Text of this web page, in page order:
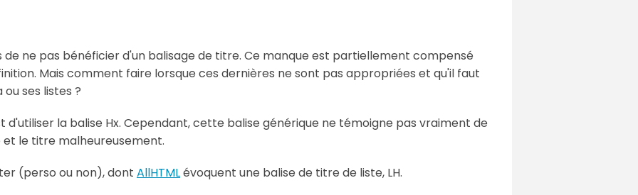
ne pas bénéficier d'un balisage de titre. Ce manque est partiellement compensé
Mais comment faire lorsque ces dernières ne sont pas appropriées et qu'il faut
ses listes ?
d'utiliser la balise Hx. Cependant, cette balise générique ne témoigne pas vraiment de
le titre malheureusement.
(perso ou non), dont AllHTMLévoquent une balise de titre de liste, LH.